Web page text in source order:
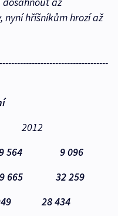
hříšníkům hrozí až
2012
564 9 096
665 32 259
28 434